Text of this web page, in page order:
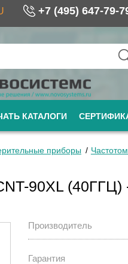
+7 (495) 647-79-
КАТАЛОГИ
приборы
90XL
Производитель
Гарантия